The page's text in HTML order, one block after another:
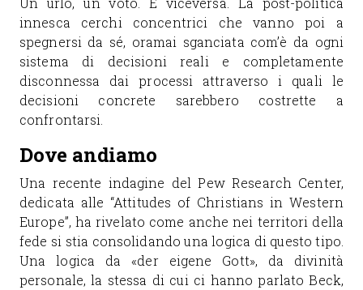
innesca cerchi concentrici che vanno poi a
spegnersi da sé, oramai sganciata com’è da ogni
sistema di decisioni reali e completamente
disconnessa dai processi attraverso i quali le
decisioni concrete sarebbero costrette a
confrontarsi.
Dove andiamo
Una recente indagine del Pew Research Center,
dedicata alle “Attitudes of Christians in Western
Europe”, ha rivelato come anche nei territori della
fede si stia consolidando una logica di questo tipo.
Una logica da «der eigene Gott», da divinità
personale, la stessa di cui ci hanno parlato Beck,